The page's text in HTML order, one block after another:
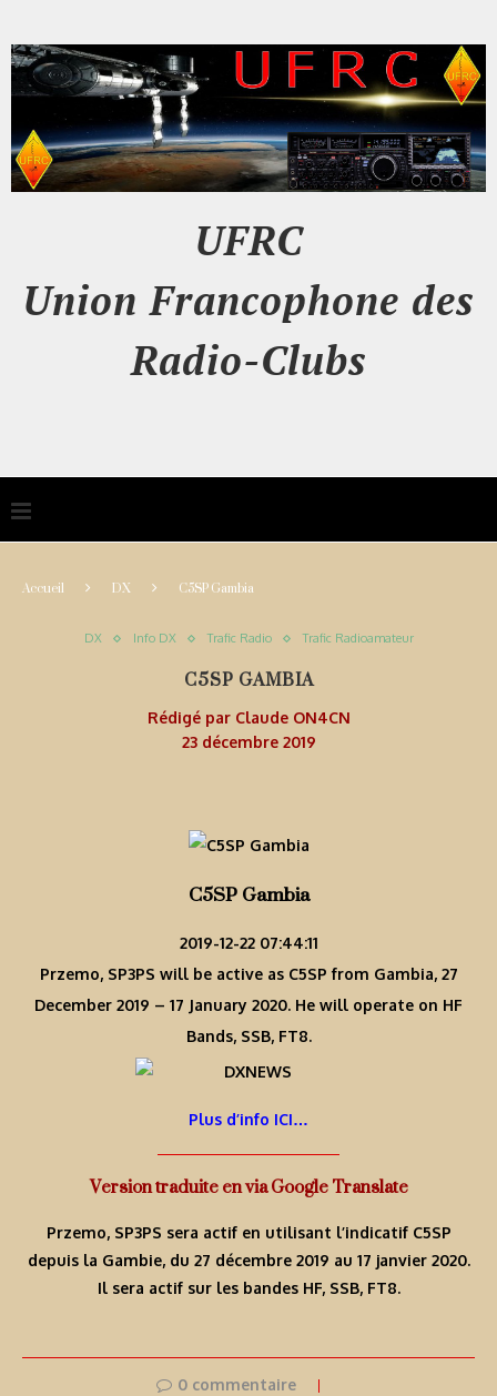
UFRC
Union Francophone des
Radio-Clubs
Accueil DX C5SP Gambia
DX Info DX Trafic Radio Trafic Radioamateur
C5SP GAMBIA
Rédigé par Claude ON4CN
23 décembre 2019
C5SP Gambia
2019-12-22 07:44:11
Przemo, SP3PS will be active as C5SP from Gambia, 27
December 2019 – 17 January 2020. He will operate on HF
Bands, SSB, FT8.
Plus d’info ICI…
Version traduite en via Google Translate
Przemo, SP3PS sera actif en utilisant l’indicatif C5SP
depuis la Gambie, du 27 décembre 2019 au 17 janvier 2020.
Il sera actif sur les bandes HF, SSB, FT8.
0 commentaire